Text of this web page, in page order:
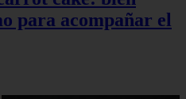
para acompañar el